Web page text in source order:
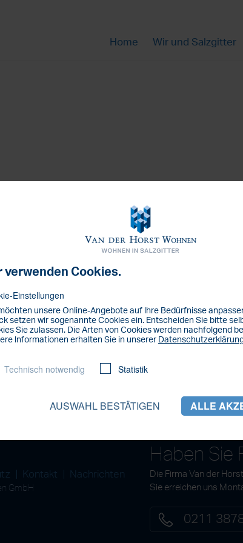
Home Wir und Salzgitter
Kontakt Nachrichten
GmbH
Haben Sie
Die Firma Van der
Sie erreichen uns
0211
verwenden Cookies.
Einstellungen
unsere Online-Angebote auf lhre Bedürfnisse
setzen wir sogenannte Cookies ein. Entscheiden Sie bitte
Sie zulassen. Die Arten von Cookies werden nachfolgend
lnformationen erhalten Sie in unserer
Technisch notwendig Statistik
AUSWAHL BESTÄTIGEN ALLE